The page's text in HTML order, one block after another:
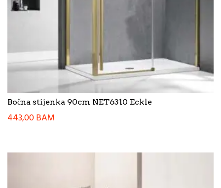
Bočna stijenka 90cm NET6310 Eckle
443,00BAM